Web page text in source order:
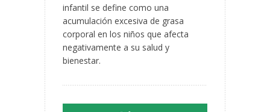
infantil se define como una
acumulación excesiva de grasa
corporal en los niños que afecta
negativamente a su salud y
bienestar.